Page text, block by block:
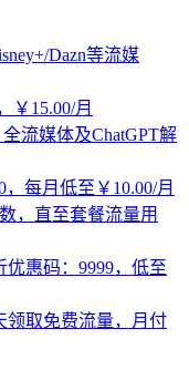
Dazn等流媒
￥15.00/月
流媒体及ChatGPT解
每月低至￥10.00/月
，直至套餐流量用
惠码：9999，低至
领取免费流量，月付